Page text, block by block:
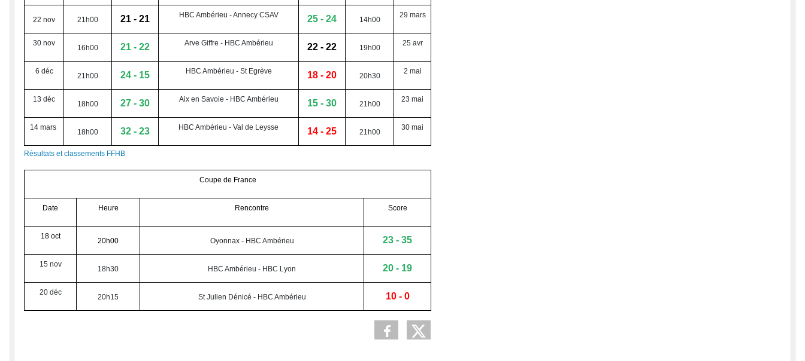
22 nov 21h00 21 - 21 HBC Ambérieu - Annecy CSAV 25 - 24 14h00
29 mars
30 nov
16h00 21 - 22 Arve Giffre - HBC Ambérieu 22 - 22 19h00
25 avr
6 déc
21h00 24 - 15 HBC Ambérieu - St Egrève 18 - 20 20h30
2 mai
13 déc
18h00 27 - 30 Aix en Savoie - HBC Ambérieu 15 - 30 21h00
23 mai
14 mars
18h00 32 - 23 HBC Ambérieu - Val de Leysse 14 - 25 21h00
30 mai
Résultats et classements FFHB
Coupe de France
Date Heure Rencontre Score
18 oct
20h00 Oyonnax - HBC Ambérieu 23 - 35
15 nov
18h30 HBC Ambérieu - HBC Lyon 20 - 19
20 déc
20h15 St Julien Dénicé - HBC Ambérieu 10 - 0